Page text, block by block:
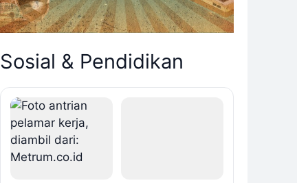
Sosial & Pendidikan